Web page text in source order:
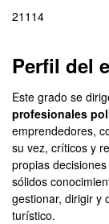
21114
Perfil del
Este grado se
profesionales
emprendedores,
su vez, críticos y
propias
sólidos
gestionar, dirigir y
turístico.